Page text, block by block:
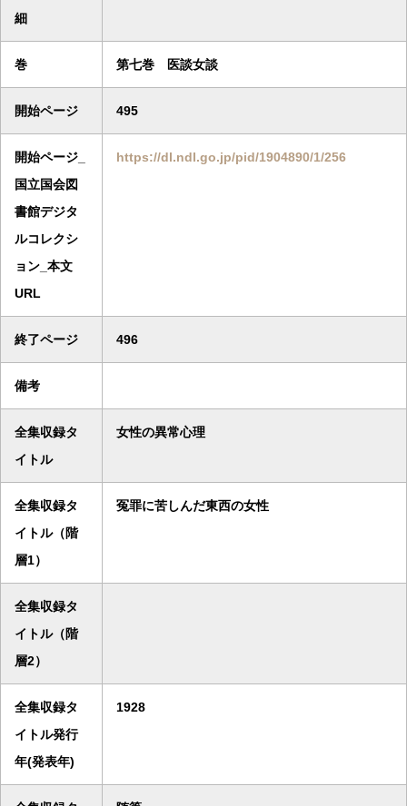
細
巻 第七巻 医談女談
開始ページ 495
開始ページ_
国立国会図
書館デジタ
ルコレクシ
ョン_本文
URL
https://dl.ndl.go.jp/pid/1904890/1/256
終了ページ 496
備考
全集収録タ
イトル
女性の異常心理
全集収録タ
イトル（階
層1）
冤罪に苦しんだ東西の女性
全集収録タ
イトル（階
層2）
全集収録タ
イトル発行
年(発表年)
1928